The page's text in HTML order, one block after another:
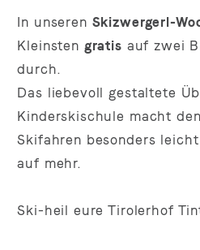
In unseren Skizwergerl-
Kleinsten gratis auf zwei
durch.
Das liebevoll gestaltete
Kinderskischule macht
Skifahren besonders
auf mehr.
Ski-heil eure Tirolerhof